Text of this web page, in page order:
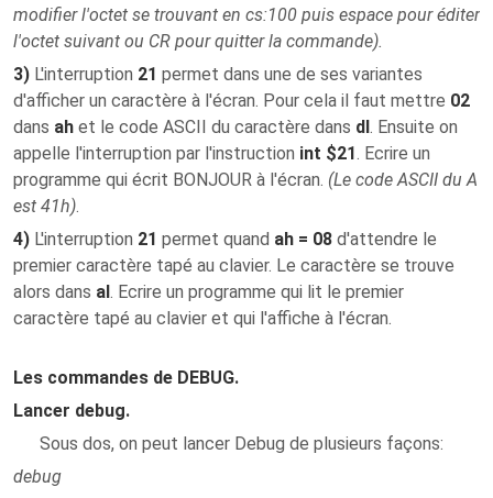
modifier l'octet se trouvant en cs:100 puis espace pour éditer
l'octet suivant ou CR pour quitter la commande).
3) L'interruption 21 permet dans une de ses variantes
d'afficher un caractère à l'écran. Pour cela il faut mettre 02
dans ah et le code ASCII du caractère dans dl. Ensuite on
appelle l'interruption par l'instruction int $21. Ecrire un
programme qui écrit BONJOUR à l'écran. (Le code ASCII du A
est 41h).
4) L'interruption 21 permet quand ah = 08 d'attendre le
premier caractère tapé au clavier. Le caractère se trouve
alors dans al. Ecrire un programme qui lit le premier
caractère tapé au clavier et qui l'affiche à l'écran.
Les commandes de DEBUG.
Lancer debug.
Sous dos, on peut lancer Debug de plusieurs façons:
debug